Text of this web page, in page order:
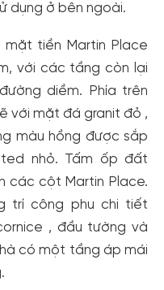
dụng ở bên ngoài.
tiền Martin Place
với các tầng còn lại
diềm. Phía trên
với mặt đá granit đỏ ,
màu hồng được sắp
nhỏ. Tấm ốp đất
các cột Martin Place.
trí công phu chi tiết
, đầu tường và
có một tầng áp mái